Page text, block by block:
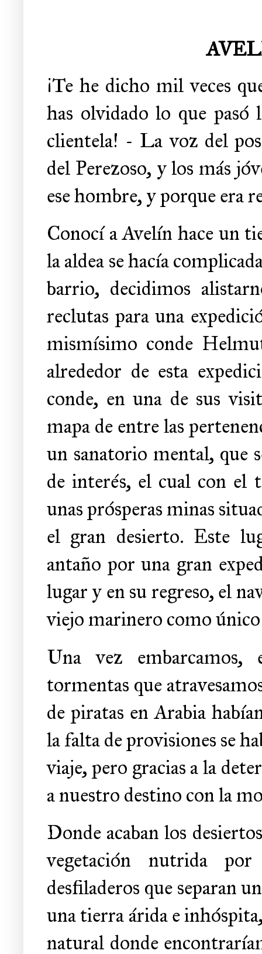
¡Te he dicho mil veces
has olvidado lo que
clientela! - La voz del
del Perezoso, y los más
ese hombre, y porque era
Conocí a Avelín hace un
la aldea se hacía
barrio, decidimos
reclutas para una
mismísimo conde
alrededor de esta
conde, en una de sus
mapa de entre las
un sanatorio mental, que
de interés, el cual con el
unas prósperas minas
el gran desierto. Este
antaño por una gran
lugar y en su regreso, el
viejo marinero como
Una vez
tormentas que
de piratas en Arabia
la falta de provisiones se
viaje, pero gracias a la
a nuestro destino con la
Donde acaban los
vegetación nutrida por
desfiladeros que separan
una tierra árida e
natural donde